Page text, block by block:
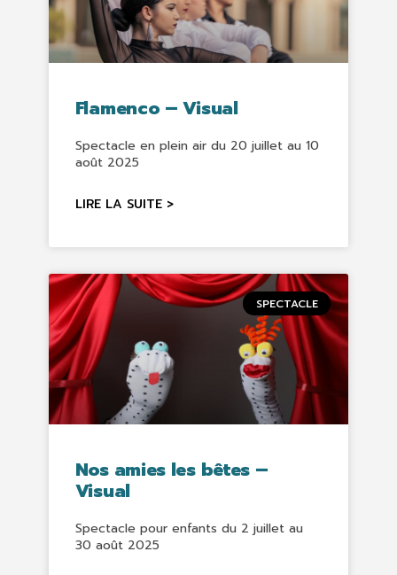
Flamenco – Visual
Spectacle en plein air du 20 juillet au 10
août 2025
LIRE LA SUITE >
SPECTACLE
Nos amies les bêtes –
Visual
Spectacle pour enfants du 2 juillet au
30 août 2025